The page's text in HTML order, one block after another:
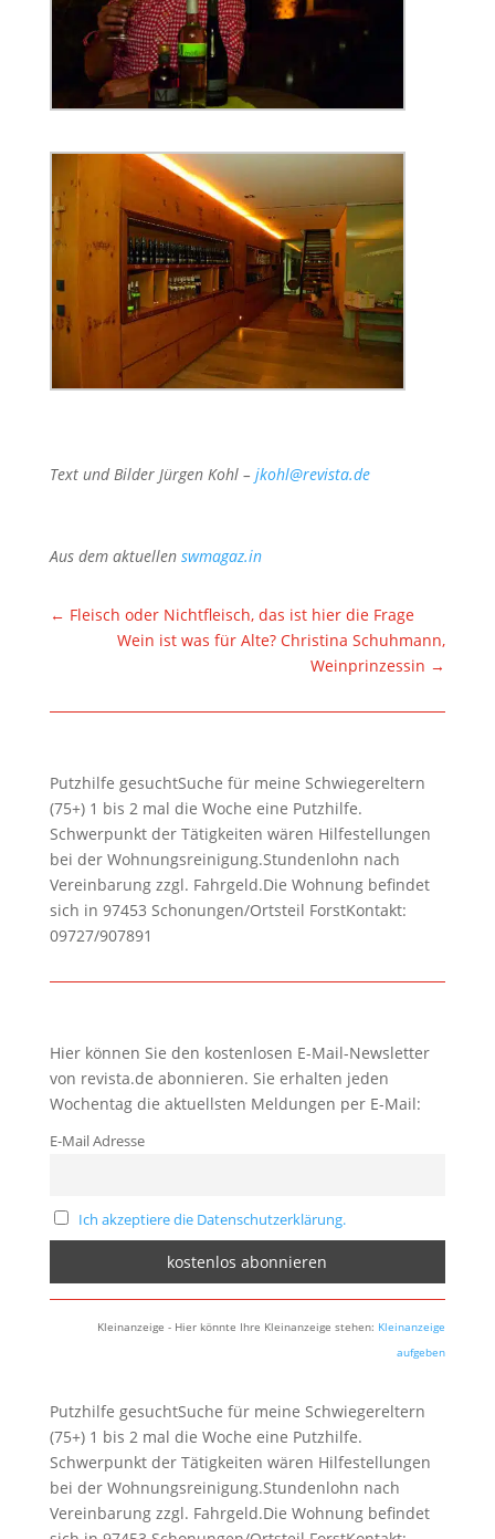
Text und Bilder Jürgen Kohl – jkohl@revista.de
Aus dem aktuellen swmagaz.in
← Fleisch oder Nichtfleisch, das ist hier die Frage
Wein ist was für Alte? Christina Schuhmann,
Weinprinzessin →
Putzhilfe gesuchtSuche für meine Schwiegereltern
(75+) 1 bis 2 mal die Woche eine Putzhilfe.
Schwerpunkt der Tätigkeiten wären Hilfestellungen
bei der Wohnungsreinigung.Stundenlohn nach
Vereinbarung zzgl. Fahrgeld.Die Wohnung befindet
sich in 97453 Schonungen/Ortsteil ForstKontakt:
09727/907891
Hier können Sie den kostenlosen E-Mail-Newsletter
von revista.de abonnieren. Sie erhalten jeden
Wochentag die aktuellsten Meldungen per E-Mail:
E-Mail Adresse
Ich akzeptiere die Datenschutzerklärung.
Kleinanzeige - Hier könnte Ihre Kleinanzeige stehen: Kleinanzeige
aufgeben
Putzhilfe gesuchtSuche für meine Schwiegereltern
(75+) 1 bis 2 mal die Woche eine Putzhilfe.
Schwerpunkt der Tätigkeiten wären Hilfestellungen
bei der Wohnungsreinigung.Stundenlohn nach
Vereinbarung zzgl. Fahrgeld.Die Wohnung befindet